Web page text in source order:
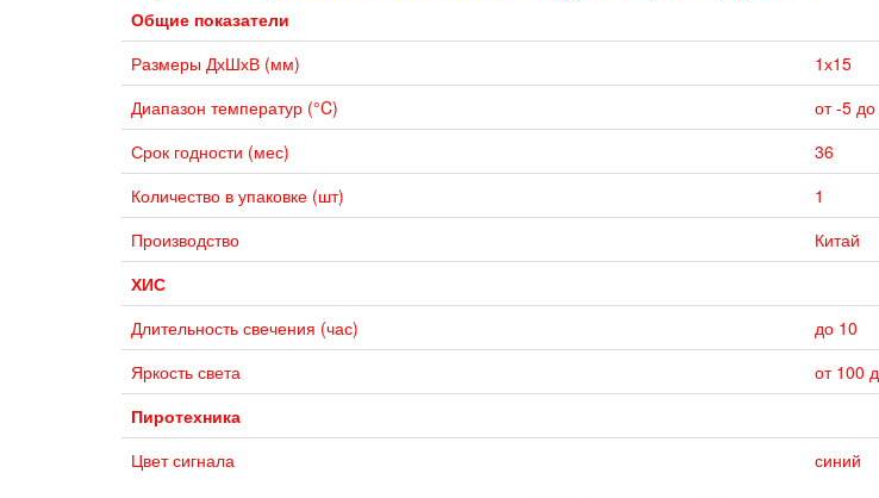
Общие показатели
Размеры ДхШхВ (мм)
1х15
Диапазон температур (°C)
от -5
Срок годности (мес)
36
Количество в упаковке (шт)
1
Производство
Китай
ХИС
Длительность свечения (час)
до 10
Яркость света
от 100
Пиротехника
Цвет сигнала
синий